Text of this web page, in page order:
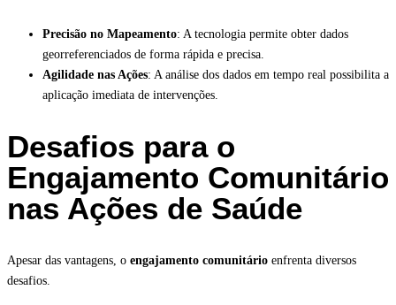
Precisão no Mapeamento: A tecnologia permite obter dados
georreferenciados de forma rápida e precisa.
Agilidade nas Ações: A análise dos dados em tempo real possibilita a
aplicação imediata de intervenções.
Desafios para o
Engajamento Comunitário
nas Ações de Saúde
Apesar das vantagens, o engajamento comunitário enfrenta diversos
desafios.